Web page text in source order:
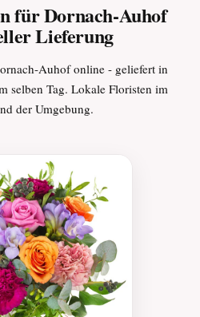
für Dornach-Auhof
Lieferung
Auhof online - geliefert in
selben Tag. Lokale Floristen im
der Umgebung.